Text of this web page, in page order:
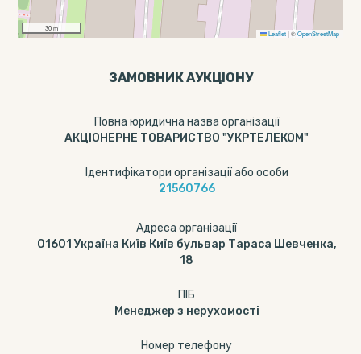
30 m
Leaflet |©OpenStreetMap
ЗАМОВНИК АУКЦІОНУ
Повна юридична назва організації
АКЦІОНЕРНЕ ТОВАРИСТВО "УКРТЕЛЕКОМ"
Ідентифікатори організації або особи
21560766
Адреса організації
01601 Україна Київ Київ бульвар Тараса Шевченка,
18
ПІБ
Менеджер з нерухомості
Номер телефону